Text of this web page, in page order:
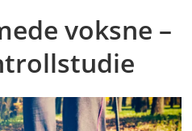
voksne –